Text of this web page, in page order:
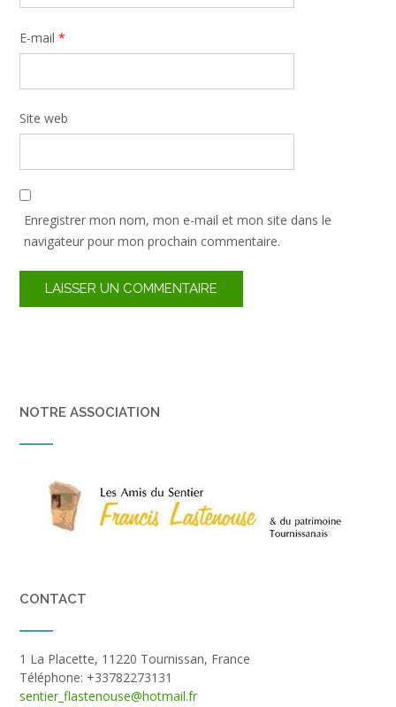
E-mail *
Site web
Enregistrer mon nom, mon e-mail et mon site dans le
navigateur pour mon prochain commentaire.
NOTRE ASSOCIATION
CONTACT
1 La Placette, 11220 Tournissan, France
Téléphone: +33782273131
sentier_flastenouse@hotmail.fr